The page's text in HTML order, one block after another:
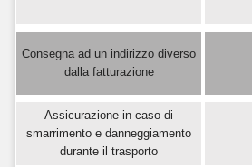
Consegna ad un indirizzo diverso
dalla fatturazione
Assicurazione in caso di
smarrimento e danneggiamento
durante il trasporto